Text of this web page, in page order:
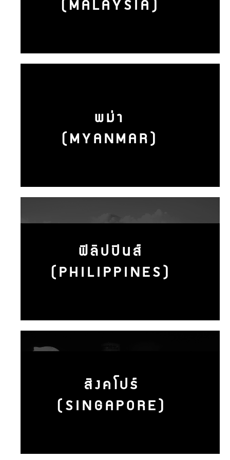
(MALAYSIA)
พม่า
(MYANMAR)
ฟิลิปปินส์
(PHILIPPINES)
สิงคโปร์
(SINGAPORE)